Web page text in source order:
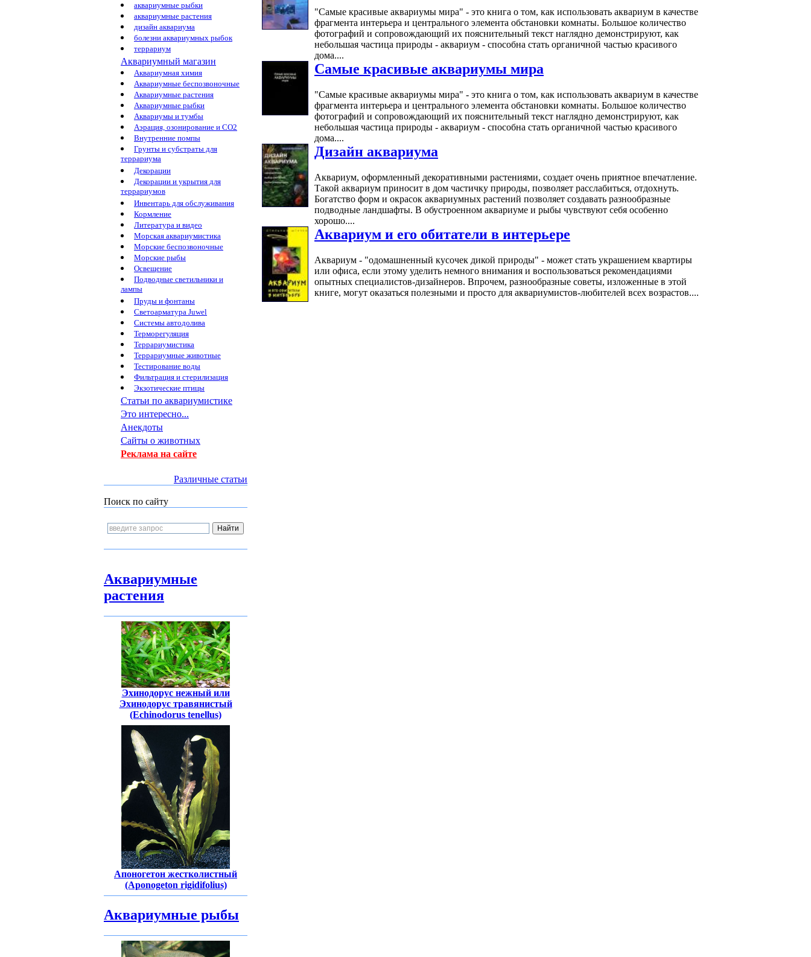
аквариумные рыбки
аквариумные растения
дизайн аквариума
болезни аквариумных рыбок
террариум
Аквариумный магазин
Аквариумная химия
Аквариумные беспозвоночные
Аквариумные растения
Аквариумные рыбки
Аквариумы и тумбы
Аэрация, озонирование и CO2
Внутренние помпы
Грунты и субстраты для
террариума
Декорации
Декорации и укрытия для
террариумов
Инвентарь для обслуживания
Кормление
Литература и видео
Морская аквариумистика
Морские беспозвоночные
Морские рыбы
Освещение
Подводные светильники и
лампы
Пруды и фонтаны
Светоарматура Juwel
Системы автодолива
Терморегуляция
Террариумистика
Террариумные животные
Тестирование воды
Фильтрация и стерилизация
Экзотические птицы
Статьи по аквариумистике
Это интересно...
Анекдоты
Сайты о животных
Реклама на сайте
Различные статьи
Поиск по сайту
Аквариумные
растения
Эхинодорус нежный или
Эхинодорус травянистый
(Echinodorus tenellus)
Апоногетон жестколистный
(Aponogeton rigidifolius)
Аквариумные рыбы
"Самые красивые аквариумы мира" - это книга о том, как использовать аквариум в качестве
фрагмента интерьера и центрального элемента обстановки комнаты. Большое количество
фотографий и сопровождающий их пояснительный текст наглядно демонстрируют, как
небольшая частица природы - аквариум - способна стать органичной частью красивого
дома....
Самые красивые аквариумы мира
"Самые красивые аквариумы мира" - это книга о том, как использовать аквариум в качестве
фрагмента интерьера и центрального элемента обстановки комнаты. Большое количество
фотографий и сопровождающий их пояснительный текст наглядно демонстрируют, как
небольшая частица природы - аквариум - способна стать органичной частью красивого
дома....
Дизайн аквариума
Аквариум, оформленный декоративными растениями, создает очень приятное впечатление.
Такой аквариум приносит в дом частичку природы, позволяет расслабиться, отдохнуть.
Богатство форм и окрасок аквариумных растений позволяет создавать разнообразные
подводные ландшафты. В обустроенном аквариуме и рыбы чувствуют себя особенно
хорошо....
Аквариум и его обитатели в интерьере
Аквариум - "одомашненный кусочек дикой природы" - может стать украшением квартиры
или офиса, если этому уделить немного внимания и воспользоваться рекомендациями
опытных специалистов-дизайнеров. Впрочем, разнообразные советы, изложенные в этой
книге, могут оказаться полезными и просто для аквариумистов-любителей всех возрастов....